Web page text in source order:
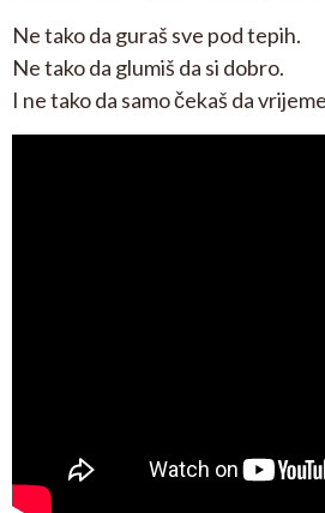
Ne tako da guraš sve pod tepih.
Ne tako da glumiš da si dobro.
I ne tako da samo čekaš da